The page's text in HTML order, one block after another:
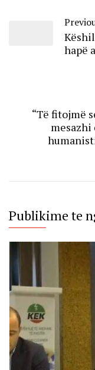
hapë
“Të fitojmë
mesazhi
Publikime te